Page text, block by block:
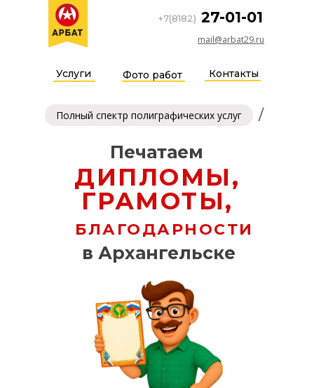
Услуги Фото работ Контакты
mail@arbat29.ru
27-01-01
+7(8182)
/
Полный спектр полиграфических услуг
ДИПЛОМЫ,
ГРАМОТЫ,
БЛАГОДАРНОСТИ
в Архангельске
Печатаем